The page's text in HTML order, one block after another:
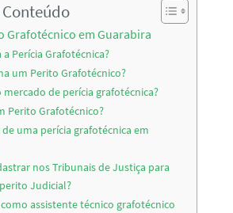
Grafotécnico em Guarabira
Perícia Grafotécnica?
um Perito Grafotécnico?
mercado de perícia grafotécnica?
Perito Grafotécnico?
uma perícia grafotécnica em
nos Tribunais de Justiça para
Judicial?
assistente técnico grafotécnico